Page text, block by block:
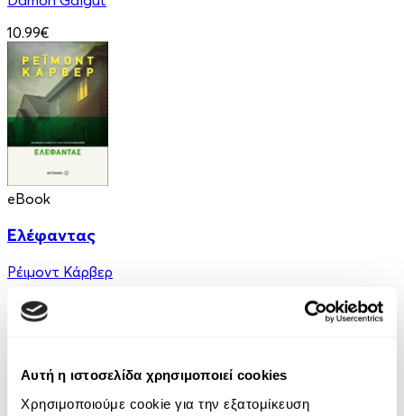
Αυτή η ιστοσελίδα χρησιμοποιεί cookies
Χρησιμοποιούμε cookie για την εξατομίκευση
10.99€
eBook
Ελέφαντας
Ρέιμοντ Κάρβερ
7.99€